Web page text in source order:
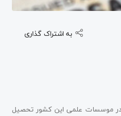
به اشتراک گذاری
در موسسات علمی این کشور تحصیل